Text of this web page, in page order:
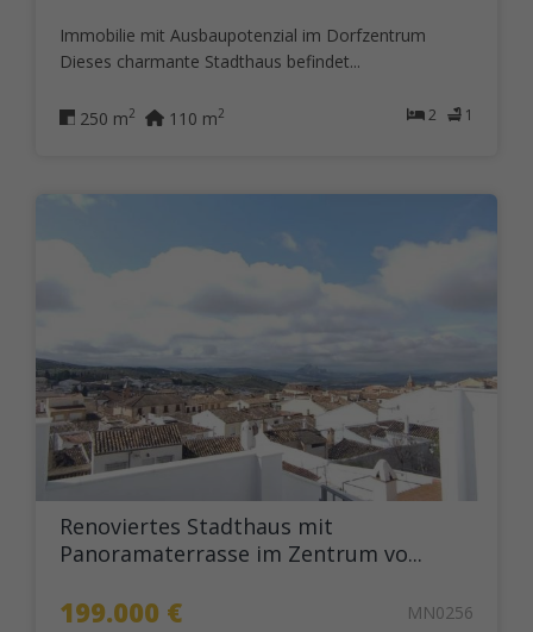
Immobilie mit Ausbaupotenzial im Dorfzentrum
Dieses charmante Stadthaus befindet...
2 1
250 m2 110 m2
Renoviertes Stadthaus mit
Panoramaterrasse im Zentrum vo...
199.000 € MN0256